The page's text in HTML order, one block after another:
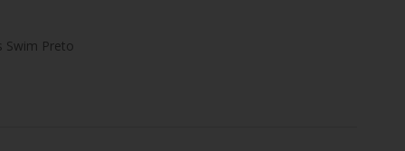
Swim Preto